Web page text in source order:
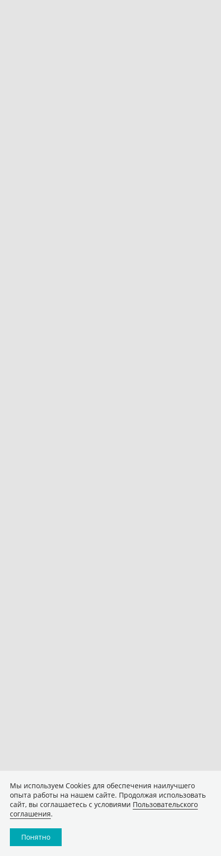
Мы используем Сookies для обеспечения наилучшего
опыта работы на нашем сайте. Продолжая использовать
сайт, вы соглашаетесь с условиями Пользовательского
соглашения.
Понятно